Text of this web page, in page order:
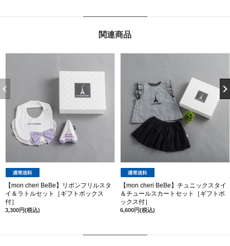
関連商品
【mon cheri BeBe】リボンフリルスタ
イ＆ラトルセット［ギフトボックス
付］
3,300円(税込)
【mon cheri BeBe】チュニックスタイ
＆チュールスカートセット［ギフトボ
ックス付］
6,600円(税込)